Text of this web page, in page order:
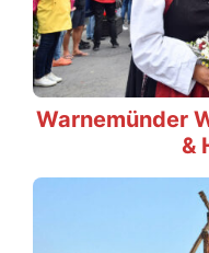
Warnemünder
&